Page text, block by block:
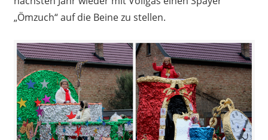
„Ömzuch“ auf die Beine zu stellen.